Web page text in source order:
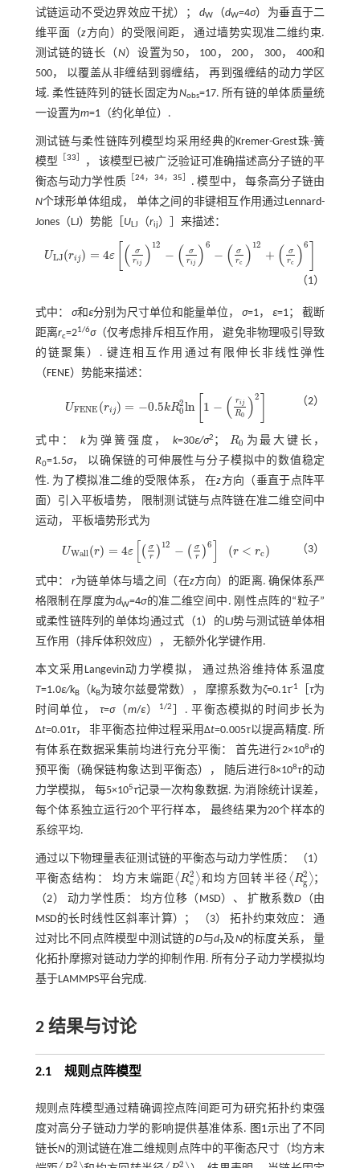
试链运动不受边界效应干扰）；dW （dW=4σ）为垂直于二
维平面（z方向）的受限间距， 通过墙势实现准二维约束.
测试链的链长（N）设置为50， 100， 200， 300， 400和
500， 以覆盖从非缠结到弱缠结， 再到强缠结的动力学区
域. 柔性链阵列的链长固定为Nobs=17. 所有链的单体质量统
一设置为m=1（约化单位）.
测试链与柔性链阵列模型均采用经典的Kremer-Grest珠-簧
模型 ［33］
， 该模型已被广泛验证可准确描述高分子链的平
衡态与动力学性质 ［24， 34， 35］ . 模型中， 每条高分子链由
N个球形单体组成， 单体之间的非键相互作用通过Lennard-
Jones（LJ）势能［ ULJ （rij）］来描述：
ULJ(ri j ) = 4ε (
σ
rij ) 12
− (
σ
rij ) 6
− ( σ
rc ) 12
+ ( σ
rc )6
ULJ(rij)=4 σr j12 σr j6-σr 12+ σr c6
（1）
式中： σ和ε分别为尺寸单位和能量单位，σ=1，ε=1； 截断
距离rc=21/6σ（仅考虑排斥相互作用， 避免非物理吸引导致
的链聚集）. 键连相互作用通过有限伸长非线性弹性
（FENE）势能来描述：
UFENE (ri j ) = −0.5kR2
0ln 1 − ( rij
R0 )2
UFENE( rij)=-0.5 kR02ln1-rijR02
（2）
式中： k为弹簧强度， k=30ε/σ2 ； R0
R0 为最大键长，
R0=1.5σ， 以确保链的可伸展性与分子模拟中的数值稳定
性. 为了模拟准二维的受限体系， 在z方向（垂直于点阵平
面）引入平板墙势， 限制测试链与点阵链在准二维空间中
运动， 平板墙势形式为
UWall(r) = 4ε ( σ
r ) 12 − ( σ
r )6 (r < rc)
UWall(r)= 4εσ r12 σ r6 rc （3）
式中：r为链单体与墙之间（在z方向）的距离. 确保体系严
格限制在厚度为dW=4σ的准二维空间中. 刚性点阵的“粒子”
或柔性链阵列的单体均通过式（1）
的LJ势与测试链单体相
互作用（排斥体积效应）， 无额外化学键作用.
本文采用Langevin动力学模拟， 通过热浴维持体系温度
T=1.0ε/kB（kB为玻尔兹曼常数）， 摩擦系数为ζ=0.1τ-1 ［τ为
时间单位， τ=σ（m/ε） 1/2
］. 平衡态模拟的时间步长为
Δt=0.01τ， 非平衡态拉伸过程采用Δt=0.005τ以提高精度. 所
有体系在数据采集前均进行充分平衡： 首先进行2×108τ的
预平衡（确保链构象达到平衡态）， 随后进行8×108τ的动
力学模拟， 每5×105τ记录一次构象数据. 为消除统计误差，
每个体系独立运行20个平行样本， 最终结果为20个样本的
系综平均.
通过以下物理量表征测试链的平衡态与动力学性质： （1）
平衡态结构： 均方末端距⟨R2
e ⟩
Re2 和均方回转半径 ⟨R2
g ⟩
Rg2
；
（2） 动力学性质： 均方位移（MSD）、 扩散系数D （由
MSD的长时线性区斜率计算）； （3） 拓扑约束效应： 通
过对比不同点阵模型中测试链的D与dT及N的标度关系， 量
化拓扑摩擦对链动力学的抑制作用. 所有分子动力学模拟均
基于LAMMPS平台完成.
2 结果与讨论
2.1 规则点阵模型
规则点阵模型通过精确调控点阵间距可为研究拓扑约束强
度对高分子链动力学的影响提供基准体系. 图1示出了不同
链长N的测试链在准二维规则点阵中的平衡态尺寸（均方末
2 2